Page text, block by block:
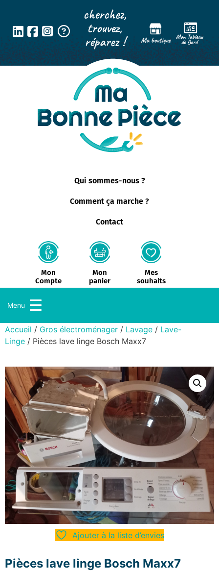
cherchez,
trouvez,
réparez !
Qui sommes-nous ?
Comment ça marche ?
Contact
Mon
Compte
Mon
panier
Mes
souhaits
Menu
Accueil / Gros électroménager / Lavage / Lave-
Linge / Pièces lave linge Bosch Maxx7
Ajouter à la liste d’envies
Pièces lave linge Bosch Maxx7